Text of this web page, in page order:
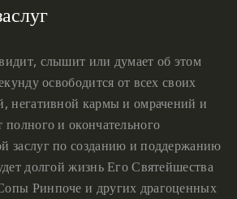
слышит или думает об этом
освободится от всех своих
негативной кармы и омрачений и
полного и окончательного
заслуг по созданию и поддержанию
долгой жизнь Его Святейшества
Ринпоче и других драгоценных